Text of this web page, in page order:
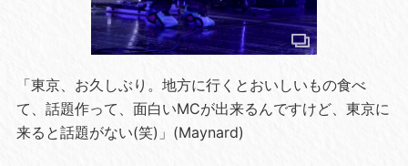
「東京、お久しぶり。地方に行くとおいしいもの食べ
て、話題作って、面白いMCが出来るんですけど、東京に
来ると話題がない(笑)」(Maynard)